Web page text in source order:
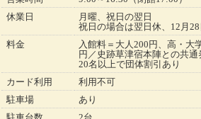
休業日
月曜、祝日の翌日
祝日の場合は翌日休、12月
料金
入館料＝大人200円、高・大
円／史跡草津宿本陣との共通
20名以上で団体割引あり
カード利用
利用不可
駐車場
あり